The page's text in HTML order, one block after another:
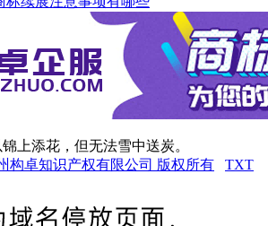
上添花，但无法雪中送炭。
构卓知识产权有限公司 版权所有
TXT